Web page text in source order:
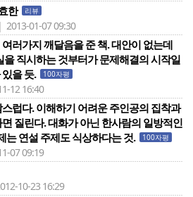
한 리뷰
01-07 09:30
러가지 깨달음을 준 책. 대안이 없는데
을 직시하는 것부터가 문제해결의 시작일
을 듯.
100자평
12 16:40
럽다. 이해하기 어려운 주인공의 집착과
질린다. 대화가 아닌 한사람의 일방적인
는 연설 주제도 식상하다는 것.
100자평
07 09:19
10-23 16:29